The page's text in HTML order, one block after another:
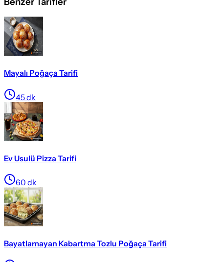
Mayalı Poğaça Tarifi
45dk
Ev Usulü Pizza Tarifi
60 dk
Bayatlamayan Kabartma Tozlu Poğaça Tarifi